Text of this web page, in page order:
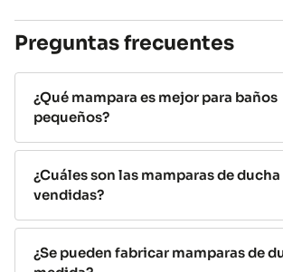
y el uso que se le vaya a dar.
Mamparas correderas
Lasmamparas de ducha correderasson
vendidas por su
espacio.Las hojas se deslizan sobre
necesitar espacio libre para abrirse, lo
en laopción ideal para baños
modelos con rodamientos dobles tipo
Preguntas frecuentes
¿Qué mampara es mejor para baños
pequeños?
¿Cuáles son las mamparas de ducha
vendidas?
¿Se pueden fabricar mamparas de